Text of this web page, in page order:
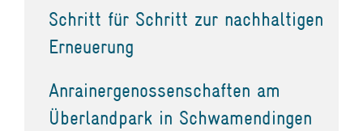
Schritt für Schritt zur nachhaltigen
Erneuerung
Anrainergenossenschaften am
Überlandpark in Schwamendingen